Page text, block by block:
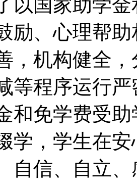
以国家助学
励、心理帮
，机构健全
等程序运行
和免学费受
学，学生在
自信、自立